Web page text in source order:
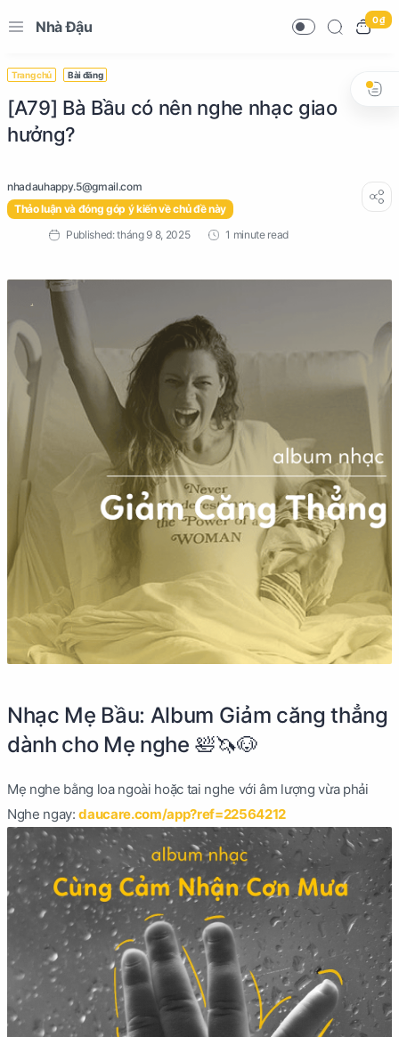
Nhà Đậu 0 ₫
Trang chủ Bài đăng
[A79] Bà Bầu có nên nghe nhạc giao
hưởng?
Thảo luận và đóng góp ý kiến về chủ đề này
1 minute read
Nhạc Mẹ Bầu: Album Giảm căng thẳng
dành cho Mẹ nghe 🛀🦄🐶
Mẹ nghe bằng loa ngoài hoặc tai nghe với âm lượng vừa phải
Nghe ngay:daucare.com/app?ref=22564212